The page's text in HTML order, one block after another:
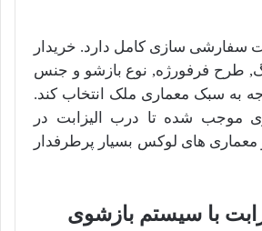
سفارشی سازی کامل دارد. خریدار
طرح فرفورژه, نوع بازشو و جنس
به سبک معماری ملک انتخاب کند.
موجب شده تا درب الیزابت در
های لوکس بسیار پرطرفدار
با سیستم بازشوی